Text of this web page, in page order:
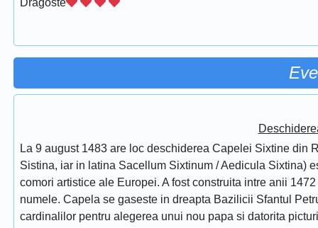
Dragoste
La 9 august 1483 are loc deschiderea Capelei Sixtine
Sistina, iar in latina Sacellum Sixtinum / Aedicula Sixtina)
comori artistice ale Europei. A fost construita intre anii
numele. Capela se gaseste in dreapta Bazilicii Sfantul
cardinalilor pentru alegerea unui nou papa si datorita